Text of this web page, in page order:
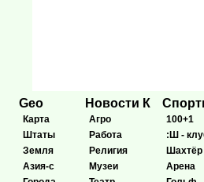
Geo
Карта
Штаты
Земля
Азия-с
Новости К
Агро
Работа
Религия
Музеи
100+1
:Ш -
Шахтёр
Арена